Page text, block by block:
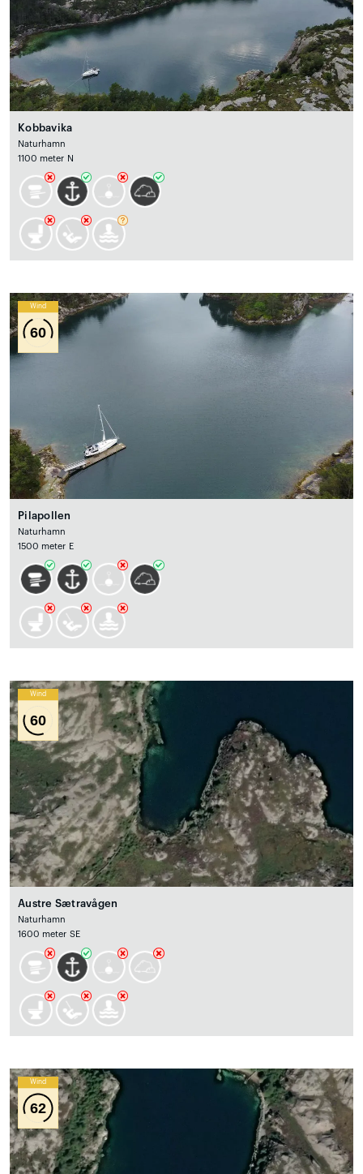
Kobbavika
Naturhamn
1100 meter N
Wind
60
Pilapollen
Naturhamn
1500 meter E
Wind
60
Austre Sætravågen
Naturhamn
1600 meter SE
Wind
62